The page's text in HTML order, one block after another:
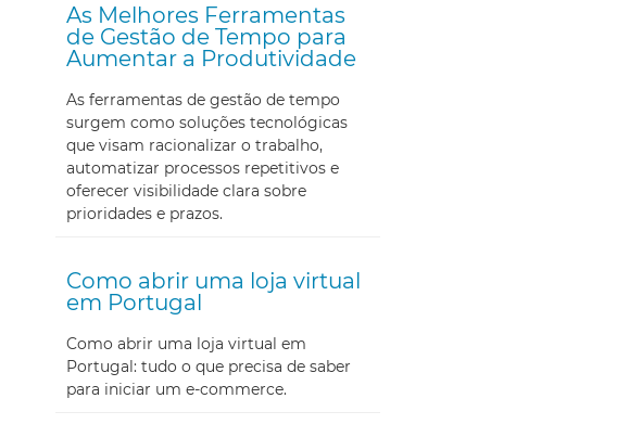
As Melhores Ferramentas
de Gestão de Tempo para
Aumentar a Produtividade
As ferramentas de gestão de tempo
surgem como soluções tecnológicas
que visam racionalizar o trabalho,
automatizar processos repetitivos e
oferecer visibilidade clara sobre
prioridades e prazos.
Como abrir uma loja virtual
em Portugal
Como abrir uma loja virtual em
Portugal: tudo o que precisa de saber
para iniciar um e-commerce.